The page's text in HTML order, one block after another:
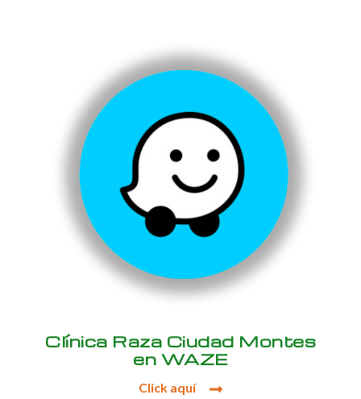
Clínica Raza Ciudad Montes
en WAZE
Click aquí